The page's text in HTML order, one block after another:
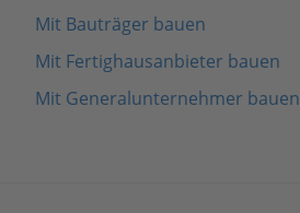
Mit Bauträger bauen
Mit Fertighausanbieter bauen
Mit Generalunternehmer bauen